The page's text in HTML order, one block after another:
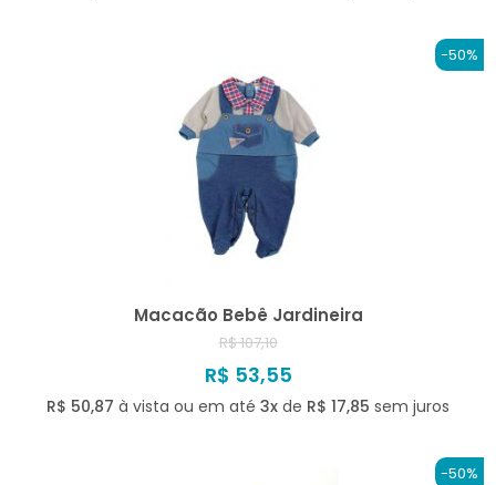
-50%
Macacão Bebê Jardineira
R$ 107,10
R$ 53,55
R$ 50,87 à vista ou em até 3x de R$ 17,85 sem juros
-50%